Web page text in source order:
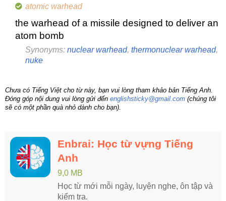
atomic warhead
the warhead of a missile designed to deliver an
atom bomb
Synonyms: nuclear warhead, thermonuclear warhead,
nuke
Chưa có Tiếng Việt cho từ này, bạn vui lòng tham khảo bản Tiếng Anh.
Đóng góp nội dung vui lòng gửi đến englishsticky@gmail.com (chúng tôi
sẽ có một phần quà nhỏ dành cho bạn).
Enbrai: Học từ vựng Tiếng
Anh
9,0 MB
Học từ mới mỗi ngày, luyện nghe, ôn tập và
kiểm tra.